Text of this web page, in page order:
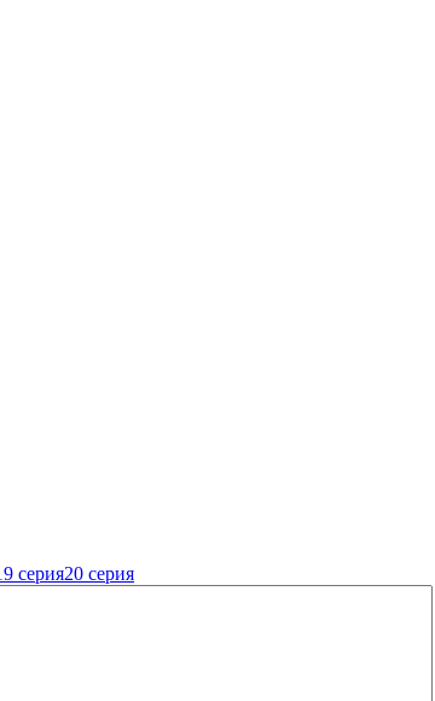
серия20 серия